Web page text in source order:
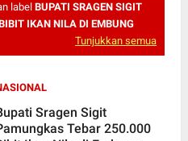
label BUPATI SRAGEN SIGIT
IKAN NILA DI EMBUNG
Tunjukkan semua
Sragen Sigit
Tebar 250.000